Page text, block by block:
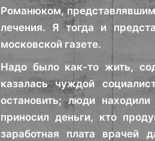
Романюком,
лечения. Я тогда и
московской газете.
Надо было как-то жить,
казалась чуждой
остановить; люди
приносил деньги, кто
заработная плата врачей